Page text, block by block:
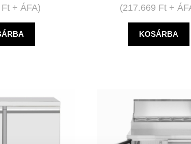
Ft + ÁFA) (217.669 Ft +
KOSÁRBA